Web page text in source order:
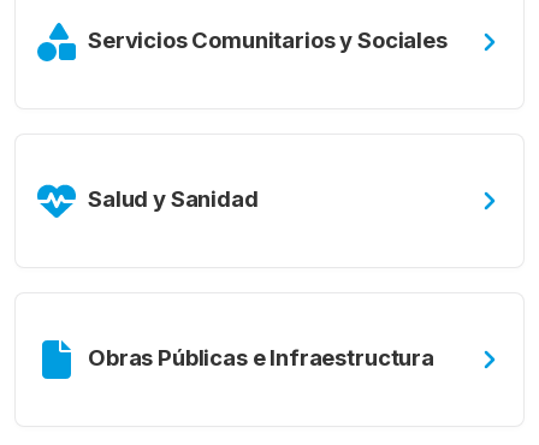
Servicios Comunitarios y Sociales
Salud y Sanidad
Obras Públicas e Infraestructura